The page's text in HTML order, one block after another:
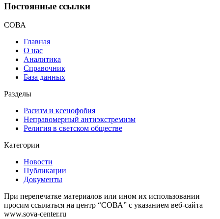
Постоянные ссылки
СОВА
Главная
О нас
Аналитика
Справочник
База данных
Разделы
Расизм и ксенофобия
Неправомерный антиэкстремизм
Религия в светском обществе
Категории
Новости
Публикации
Документы
При перепечатке материалов или ином их использовании
просим ссылаться на центр “СОВА” с указанием веб-сайта
www.sova-center.ru